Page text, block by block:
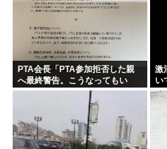
PTA会長「PTA参加拒否した親
へ最終警告。こうなってもい
い？」
激
い
見